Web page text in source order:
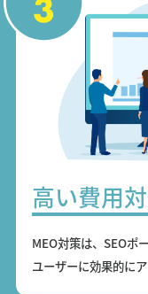
高い費用
MEO対策は、SEOポ
ユーザーに効果的に